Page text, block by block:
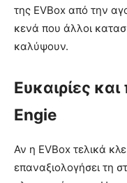
της EVBox από την
κενά που άλλοι
καλύψουν.
Ευκαιρίες
Engie
Αν η EVBox τελικά
επαναξιολογήσει τη